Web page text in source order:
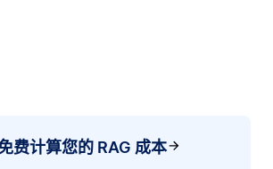
费计算您的 RAG 成本